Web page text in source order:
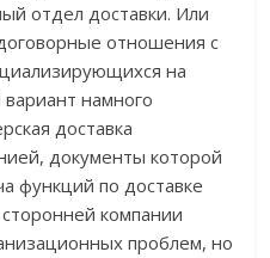
отдел доставки. Или
отношения с
на
намного
доставка
документы которой
функций по доставке
компании
проблем, но